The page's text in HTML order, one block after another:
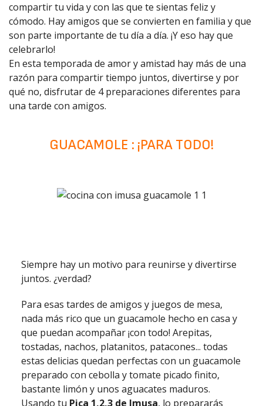
compartir tu vida y con las que te sientas feliz y
cómodo. Hay amigos que se convierten en familia y que
son parte importante de tu día a día. ¡Y eso hay que
celebrarlo!
En esta temporada de amor y amistad hay más de una
razón para compartir tiempo juntos, divertirse y por
qué no, disfrutar de 4 preparaciones diferentes para
una tarde con amigos.
CAFÉ PARA CONVERSACIONES
Ese amigo con el que no hablas hace tiempo, una
combinación perfecta para una tarde inolvidable.
Levanta el teléfono, cita a tu amigo y pasen un
agradable momento juntos recordando todas sus
historias mientras preparan unfrappe de café y
leche, con café oscuro, leche condensada y la
ayuda del Click & Mix de Imusa, para triturar el
hielo. ¡Una delicia para compartir juntos!